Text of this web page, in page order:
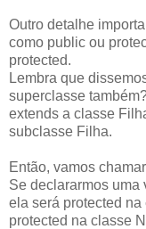
Outro detalhe
como public ou
protected.
Lembra que
superclasse
extends a classe
subclasse Filha.
Então, vamos
Se declararmos uma
ela será protected
protected na classe